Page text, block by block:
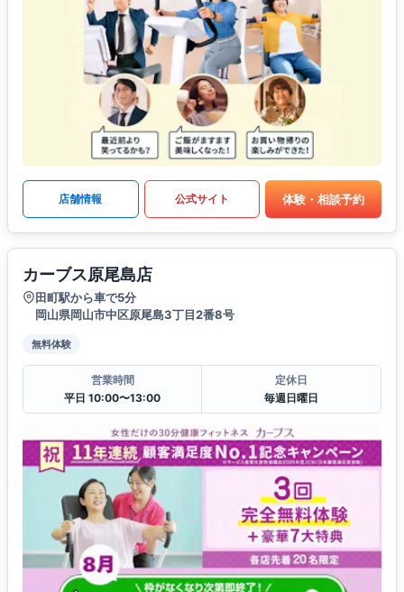
店舗情報 公式サイト 体験・相談予約
カーブス原尾島店
田町駅から車で5分
岡山県岡山市中区原尾島3丁目2番8号
無料体験
営業時間
平日 10:00〜13:00
定休日
毎週日曜日